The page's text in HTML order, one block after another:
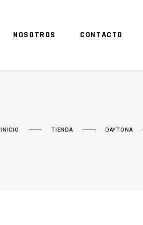
NOSOTROS CONTACTO
INICIO TIENDA DAYTONA